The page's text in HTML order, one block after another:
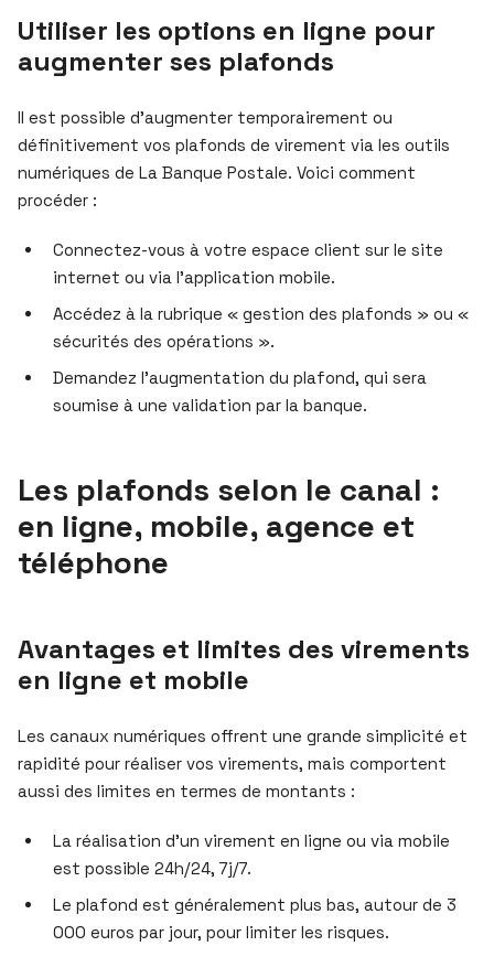
Utiliser les options en ligne pour
augmenter ses plafonds
Il est possible d’augmenter temporairement ou
définitivement vos plafonds de virement via les outils
numériques de La Banque Postale. Voici comment
procéder :
Connectez-vous à votre espace client sur le site
internet ou via l’application mobile.
Accédez à la rubrique « gestion des plafonds » ou «
sécurités des opérations ».
Demandez l’augmentation du plafond, qui sera
soumise à une validation par la banque.
Les plafonds selon le canal :
en ligne, mobile, agence et
téléphone
Avantages et limites des virements
en ligne et mobile
Les canaux numériques offrent une grande simplicité et
rapidité pour réaliser vos virements, mais comportent
aussi des limites en termes de montants :
La réalisation d’un virement en ligne ou via mobile
est possible 24h/24, 7j/7.
Le plafond est généralement plus bas, autour de 3
000 euros par jour, pour limiter les risques.